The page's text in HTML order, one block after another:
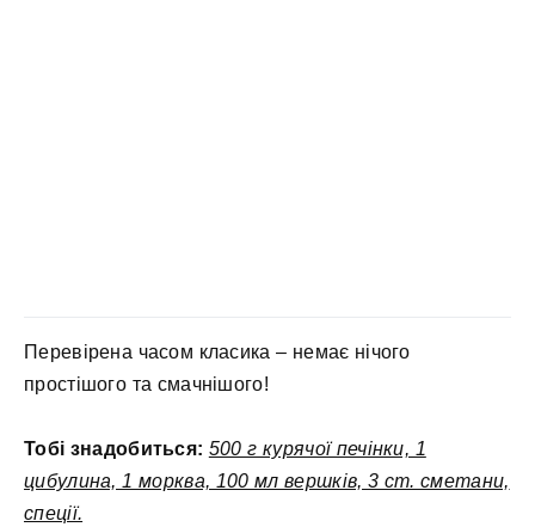
Перевірена часом класика – немає нічого
простішого та смачнішого!
Тобі знадобиться: 500 г курячої печінки, 1
цибулина, 1 морква, 100 мл вершків, 3 ст. сметани,
спеції.